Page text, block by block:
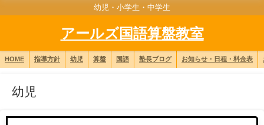
幼児・小学生・中学生
アールズ国語算盤教室
HOME 指導方針 幼児 算盤 国語 塾長ブログ お知らせ・日程・料金表
幼児